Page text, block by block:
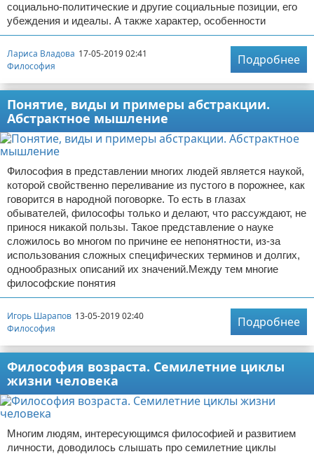
социально-политические и другие социальные позиции, его
убеждения и идеалы. А также характер, особенности
Лариса Владова 17-05-2019 02:41
Философия
Подробнее
Понятие, виды и примеры абстракции.
Абстрактное мышление
Философия в представлении многих людей является наукой,
которой свойственно переливание из пустого в порожнее, как
говорится в народной поговорке. То есть в глазах
обывателей, философы только и делают, что рассуждают, не
принося никакой пользы. Такое представление о науке
сложилось во многом по причине ее непонятности, из-за
использования сложных специфических терминов и долгих,
однообразных описаний их значений.Между тем многие
философские понятия
Игорь Шарапов 13-05-2019 02:40
Философия
Подробнее
Философия возраста. Семилетние циклы
жизни человека
Многим людям, интересующимся философией и развитием
личности, доводилось слышать про семилетние циклы